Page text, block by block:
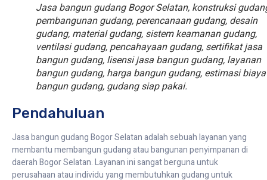
Jasa bangun gudang Bogor Selatan, konstruksi
pembangunan gudang, perencanaan gudang, desain
gudang, material gudang, sistem keamanan gudang,
ventilasi gudang, pencahayaan gudang, sertifikat jasa
bangun gudang, lisensi jasa bangun gudang, layanan
bangun gudang, harga bangun gudang, estimasi biaya
bangun gudang, gudang siap pakai.
Pendahuluan
Jasa bangun gudang Bogor Selatan adalah sebuah layanan yang
membantu membangun gudang atau bangunan penyimpanan di
daerah Bogor Selatan. Layanan ini sangat berguna untuk
perusahaan atau individu yang membutuhkan gudang untuk